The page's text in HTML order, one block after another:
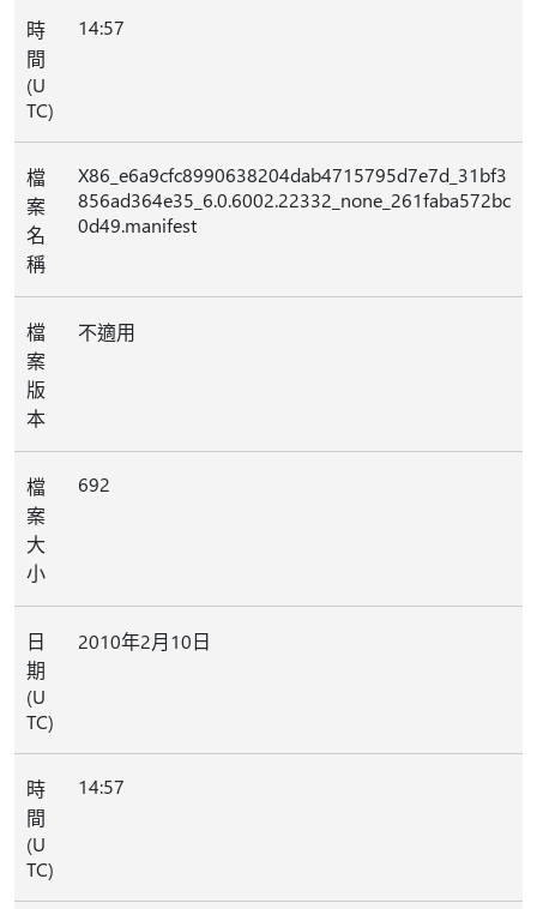
時
間
(U
TC)
14:57
檔
案
名
稱
X86_e6a9cfc8990638204dab4715795d7e7d_31bf3
856ad364e35_6.0.6002.22332_none_261faba572bc
0d49.manifest
檔
案
版
本
不適用
檔
案
大
小
692
日
期
(U
TC)
2010年2月10日
時
間
(U
TC)
14:57